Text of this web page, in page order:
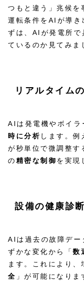
つもと違う」兆候を
運転条件をAIが導き
ずは、AIが発電所で
ているのか見てみま
リアルタイム
AIは発電機やボイラ
時に分析 します。
が秒単位で微調整す
の精密な制御を実現
設備の健康診
AIは過去の故障デー
ずかな変化から「数
ます。これにより
全 」が可能になりま